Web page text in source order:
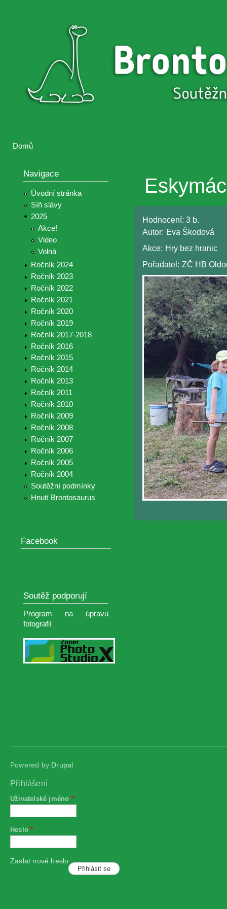
Brontosaurus
Brontosaurus
Domů
Navigace
Úvodní stránka
Síň slávy
2025
Akce!
Video
Volná
Ročník 2024
Ročník 2023
Ročník 2022
Ročník 2021
Ročník 2020
Ročník 2019
Ročník 2017-2018
Ročník 2016
Ročník 2015
Ročník 2014
Ročník 2013
Ročník 2011
Ročník 2010
Ročník 2009
Ročník 2008
Ročník 2007
Ročník 2006
Ročník 2005
Ročník 2004
Soutěžní podmínky
Hnutí Brontosaurus
Facebook
Soutěž podporují
Program na úpravu
fotografií
Hodnocení: 3 b.
Autor: Eva Škodová
Akce: Hry bez hranic
Pořadatel: ZČ HB
Powered by Drupal
Přihlášení
Uživatelské jméno *
Heslo*
Zaslat nové heslo